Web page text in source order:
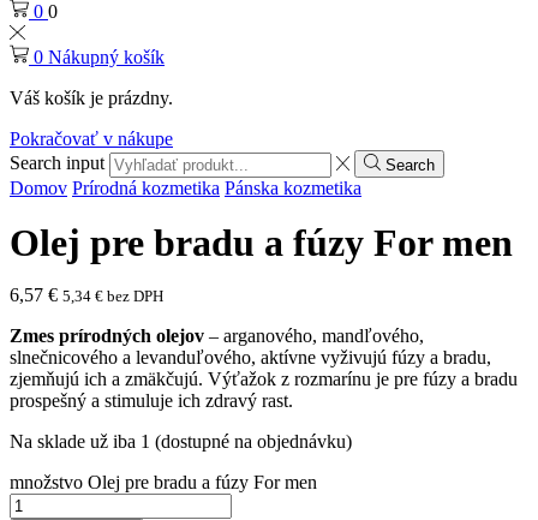
0 0
0 Nákupný košík
Váš košík je prázdny.
Pokračovať v nákupe
Search input
Search
Domov Prírodná kozmetika Pánska kozmetika
Olej pre bradu a fúzy For men
6,57 € 5,34 € bez DPH
Zmes prírodných olejov – arganového, mandľového,
slnečnicového a levanduľového, aktívne vyživujú fúzy a bradu,
zjemňujú ich a zmäkčujú. Výťažok z rozmarínu je pre fúzy a bradu
prospešný a stimuluje ich zdravý rast.
Na sklade už iba 1 (dostupné na objednávku)
množstvo Olej pre bradu a fúzy For men